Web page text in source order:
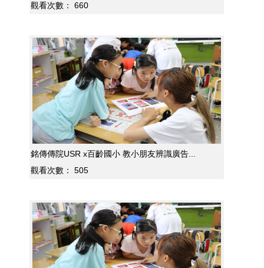
觀看次數：
660
銘傳傳院USR x百齡國小 教小朋友辨識廣告...
觀看次數：
505